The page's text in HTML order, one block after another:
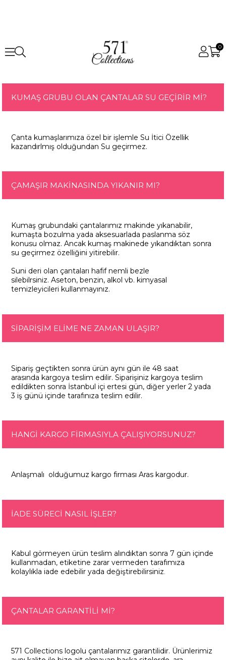
0
KUMAŞ GRUBU OLAN ÇANTALAR SU GEÇİRİR Mİ?
Çanta kumaşlarımıza özel bir işlemle Su İtici Özellik
kazandırlmış olduğundan Su geçirmez.
ÇAMAŞIR MAKİNASINDA YIKANIR MI?
Kumaş grubundaki çantalarımız makinde yıkanabilir,
kumaşta bozulma yada aksesuarlada paslanma söz
konusu olmaz. Ancak kumaş makinede yıkandıktan sonra
su geçirmez özelliğini yitirebilir.
Suni deri olan çantaları hafif nemli bezle
silebilrsiniz. Aseton, benzin, alkol vb. kimyasal
temizleyicileri kullanmayınız.
SİPARİŞİM ELİME NE ZAMAN ULAŞIR?
Sipariş geçtikten sonra ürün aynı gün ile 48 saat
arasında kargoya teslim edilir. Siparişiniz kargoya teslim
edildikten sonra İstanbul içi ertesi gün, diğer yerler 2 yada
3 iş günü içinde tarafınıza teslim edilir.
HANGİ KARGO FİRMASIYLA ÇALIŞIYORSUNUZ?
Anlaşmalı olduğumuz kargo firması Aras kargodur.
İADE SÜRECİ NASIL İŞLER?
Kabul görmeyen ürün teslim alındıktan sonra 7 gün içinde
kullanmadan, etiketine zarar vermeden tarafımıza
kolaylıkla iade edebilir yada değiştirebilirsiniz.
ÇANTALAR GARANTİLİ Mİ?
571 Collections logolu çantalarımız garantilidir. Ürünlerimiz